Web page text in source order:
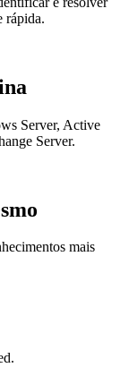
rápida.
Server, Active
Server.
mais